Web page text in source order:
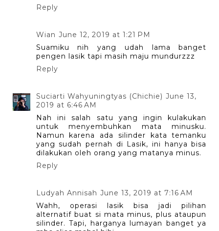
Reply
Wian June 12, 2019 at 1:21 PM
Suamiku nih yang udah lama banget
pengen lasik tapi masih maju mundurzzz
Reply
Suciarti Wahyuningtyas (Chichie) June 13,
2019 at 6:46 AM
Nah ini salah satu yang ingin kulakukan
untuk menyembuhkan mata minusku.
Namun karena ada silinder kata temanku
yang sudah pernah di Lasik, ini hanya bisa
dilakukan oleh orang yang matanya minus.
Reply
Ludyah Annisah June 13, 2019 at 7:16 AM
Wahh, operasi lasik bisa jadi pilihan
alternatif buat si mata minus, plus ataupun
silinder. Tapi, harganya lumayan banget ya